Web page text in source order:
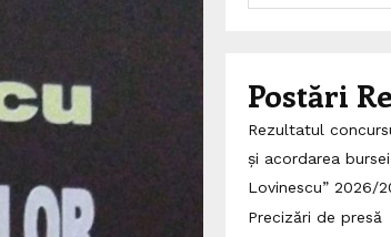
Postări
Rezultatul
și acordarea
Lovinescu” 2026/
Precizări de presă